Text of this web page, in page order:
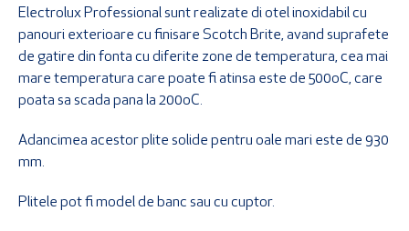
Electrolux Professional sunt realizate di otel inoxidabil cu
panouri exterioare cu finisare Scotch Brite, avand suprafete
de gatire din fonta cu diferite zone de temperatura, cea mai
mare temperatura care poate fi atinsa este de 500oC, care
poata sa scada pana la 200oC.
Adancimea acestor plite solide pentru oale mari este de 930
mm.
Plitele pot fi model de banc sau cu cuptor.